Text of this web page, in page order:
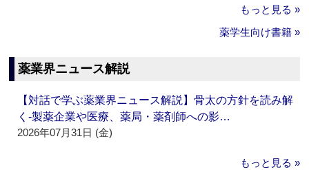
もっと見る »
薬学生向け書籍 »
薬業界ニュース解説
【対話で学ぶ薬業界ニュース解説】骨太の方針を読み解
く‐製薬企業や医療、薬局・薬剤師への影…
2026年07月31日 (金)
もっと見る »